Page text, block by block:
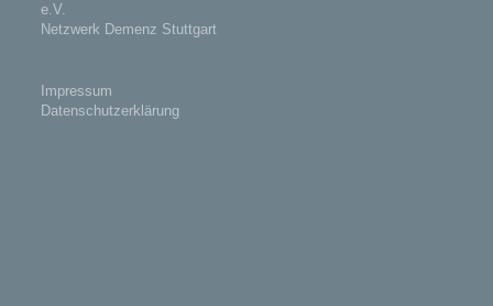
e.V.
Netzwerk Demenz Stuttgart
Impressum
Datenschutzerklärung